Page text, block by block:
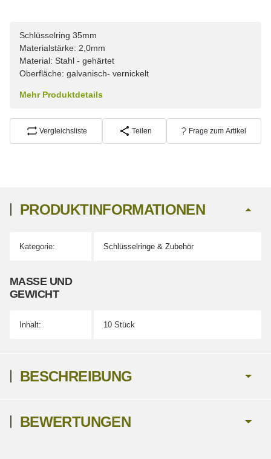
Schlüsselring 35mm
Materialstärke: 2,0mm
Material: Stahl - gehärtet
Oberfläche: galvanisch- vernickelt
Mehr Produktdetails
Vergleichsliste Teilen Frage zum Artikel
PRODUKTINFORMATIONEN
Produkteigenschaft
Wert
Kategorie: Schlüsselringe & Zubehör
MASSE UND G
EWICHT
Inhalt: 10 Stück
BESCHREIBUNG
BEWERTUNGEN